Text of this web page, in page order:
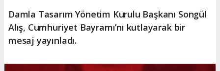
Damla Tasarım Yönetim Kurulu Başkanı Songül
Alış, Cumhuriyet Bayramı’nı kutlayarak bir
mesaj yayınladı.